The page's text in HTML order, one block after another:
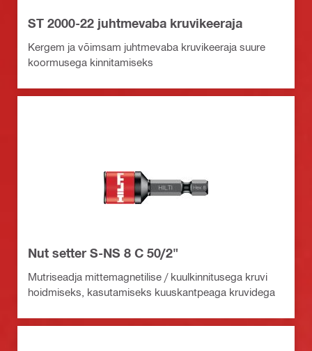
ST 2000-22 juhtmevaba kruvikeeraja
Kergem ja võimsam juhtmevaba kruvikeeraja suure
koormusega kinnitamiseks
Nut setter S-NS 8 C 50/2"
Mutriseadja mittemagnetilise / kuulkinnitusega kruvi
hoidmiseks, kasutamiseks kuuskantpeaga kruvidega